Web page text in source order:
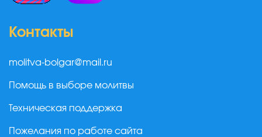
Контакты
molitva-bolgar@mail.ru
Помощь в выборе молитвы
Техническая поддержка
Пожелания по работе сайта